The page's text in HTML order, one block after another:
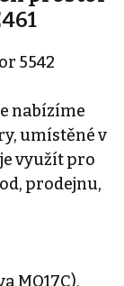
5542
nabízíme
umístěné v
využít pro
prodejnu,
MO17C),